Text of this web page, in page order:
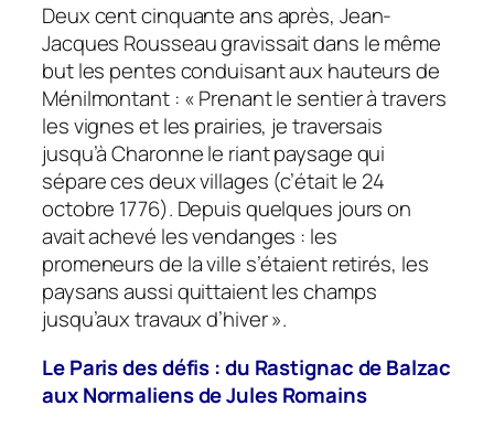
Deux cent cinquante ans après, Jean-
Jacques Rousseau gravissait dans le même
but les pentes conduisant aux hauteurs de
Ménilmontant : « Prenant le sentier à travers
lesvignes et les prairies, je traversais
jusqu’à Charonne le riant paysage qui
sépare ces deux villages (c’était le 24
octobre 1776). Depuis quelques jours on
avait achevé les vendanges : les
promeneurs de la ville s’étaient retirés, les
paysans aussi quittaient les champs
jusqu’aux travaux d’hiver ».
Le Paris des défis : du Rastignac de Balzac
aux Normaliens de Jules Romains